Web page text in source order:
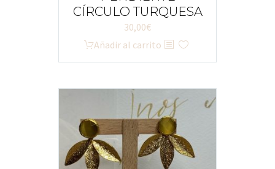
CÍRCULO TURQUESA
30,00€
Añadir al carrito